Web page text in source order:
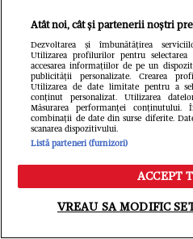
Oana Lis spune că
slăbească și să
Mesaj pentru cei
mă vede
el!”
Meniu Caută
Atât noi, cât și partenerii noștri
Dezvoltarea și îmbunătățirea
Utilizarea profilurilor pentru selectarea
accesarea informațiilor de pe un
publicității personalizate. Crearea
Utilizarea de date limitate pentru a
conținut personalizat. Utilizarea
Măsurarea performanței
combinații de date din surse diferite.
scanarea dispozitivului.
Listă parteneri (furnizori)
ACCEPT
VREAU SA MODIFIC